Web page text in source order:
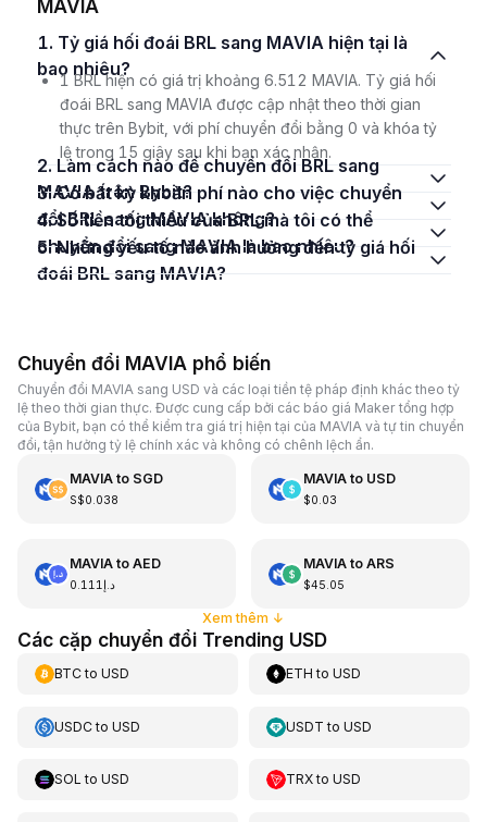
MAVIA
1. Tỷ giá hối đoái BRL sang MAVIA hiện tại là
bao nhiêu?
1 BRL hiện có giá trị khoảng 6.512 MAVIA. Tỷ giá hối
đoái BRL sang MAVIA được cập nhật theo thời gian
thực trên Bybit, với phí chuyển đổi bằng 0 và khóa tỷ
lệ trong 15 giây sau khi bạn xác nhận.
2. Làm cách nào để chuyển đổi BRL sang
MAVIA trên Bybit?
3. Có bất kỳ khoản phí nào cho việc chuyển
đổi BRL sang MAVIA không?
4. Số tiền tối thiểu của BRL mà tôi có thể
chuyển đổi sang MAVIA là bao nhiêu?
5. Những yếu tố nào ảnh hưởng đến tỷ giá hối
đoái BRL sang MAVIA?
Chuyển đổi MAVIA phổ biến
Chuyển đổi MAVIA sang USD và các loại tiền tệ pháp định khác theo tỷ
lệ theo thời gian thực. Được cung cấp bởi các báo giá Maker tổng hợp
của Bybit, bạn có thể kiểm tra giá trị hiện tại của MAVIA và tự tin chuyển
đổi, tận hưởng tỷ lệ chính xác và không có chênh lệch ẩn.
MAVIAto SGD
S$0.038
MAVIAto USD
$0.03
MAVIAto AED
د.إ0.111
MAVIAto ARS
$45.05
Xem thêm ↓
Các cặp chuyển đổi Trending USD
BTCto USD ETH toUSD
USDCto USD USDT toUSD
SOL to USD TRXtoUSD